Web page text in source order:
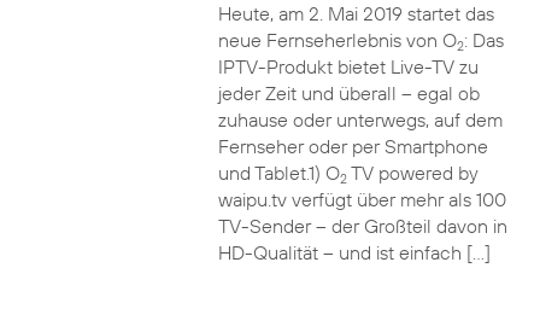
Heute, am 2. Mai 2019 startet das
neue Fernseherlebnis von O2: Das
IPTV-Produkt bietet Live-TV zu
jeder Zeit und überall – egal ob
zuhause oder unterwegs, auf dem
Fernseher oder per Smartphone
und Tablet.1) O2TV powered by
waipu.tv verfügt über mehr als 100
TV-Sender – der Großteil davon in
HD-Qualität – und ist einfach […]